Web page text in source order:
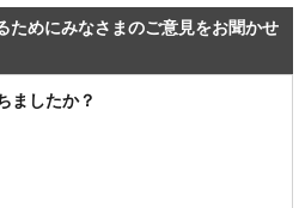
ためにみなさまのご意見をお聞かせ
ましたか？